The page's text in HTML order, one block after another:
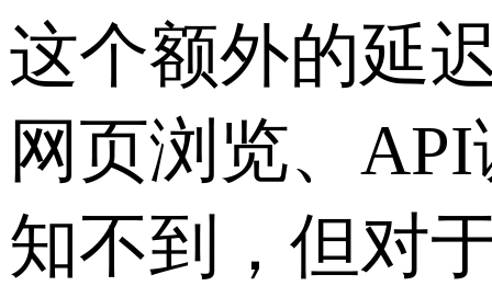
这个额外的延
网页浏览、
知不到，但对